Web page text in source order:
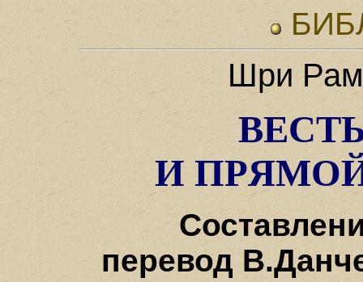
Шри
И
перевод